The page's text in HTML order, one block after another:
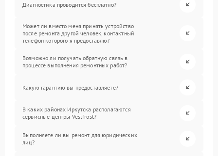
Диагностика проводится бесплатно?
Может ли вместо меня принять устройство
после ремонта другой человек, контактный
телефон которого я предоставлю?
Возможно ли получать обратную связь в
процессе выполнения ремонтных работ?
Какую гарантию вы предоставляете?
В каких районах Иркутска располагаются
сервисные центры Vestfrost?
Выполняете ли вы ремонт для юридических
лиц?